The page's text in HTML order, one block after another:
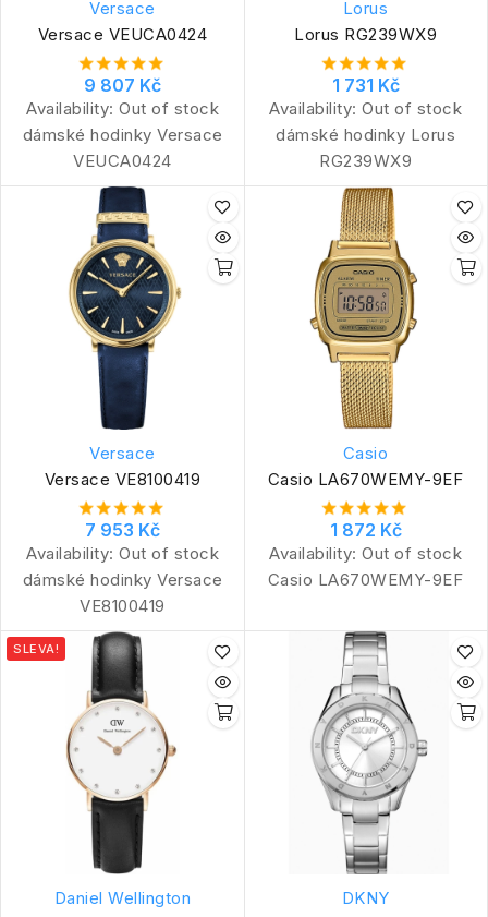
Versace
Versace VEUCA0424
9 807 Kč
Availability: Out of stock
dámské hodinky Versace
VEUCA0424
Lorus
Lorus RG239WX9
1 731 Kč
Availability: Out of stock
dámské hodinky Lorus
RG239WX9
Versace
Versace VE8100419
7 953 Kč
Availability: Out of stock
dámské hodinky Versace
VE8100419
Casio
Casio LA670WEMY-9EF
1 872 Kč
Availability: Out of stock
Casio LA670WEMY-9EF
SLEVA!
Daniel Wellington
DKNY